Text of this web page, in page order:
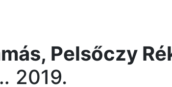
Pelsőczy
2019.